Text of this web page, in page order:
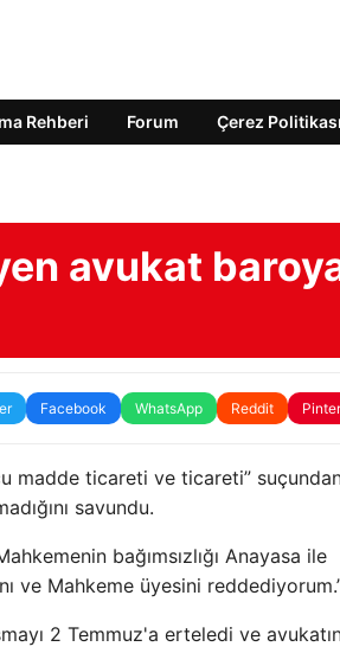
Rehberi Forum Çerez Politikası
avukat
Facebook WhatsApp Reddit
madde ticareti ve ticareti”
savundu.
bağımsızlığı Anayasa ile
ve Mahkeme üyesini
2 Temmuz'a erteledi ve